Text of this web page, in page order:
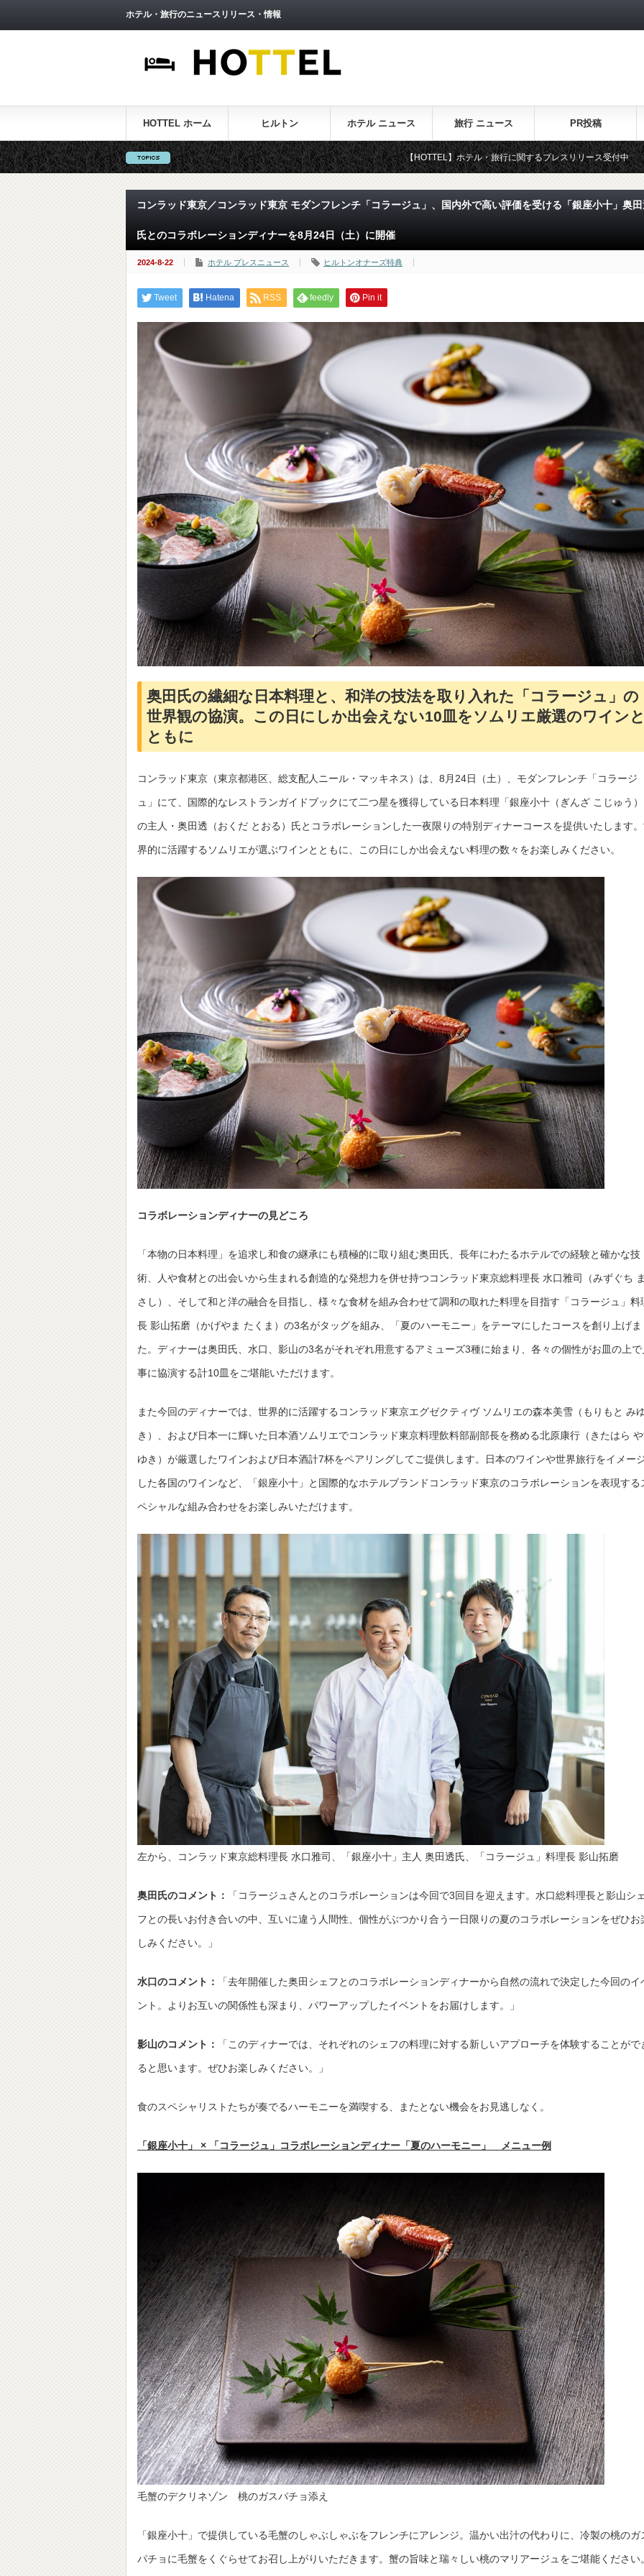
ホテル・旅行のニュースリリース・情報
HOTTEL ホーム ヒルトン ホテル ニュース 旅行 ニュース PR投稿
【HOTTEL】ホテル・旅行に関するプレスリリース受付中
コンラッド東京／コンラッド東京 モダンフレンチ「コラージュ」、国内外で高い評価を受ける「銀座小十」奥
氏とのコラボレーションディナーを8月24日（土）に開催
2024-8-22 ホテル プレスニュース ヒルトンオナーズ特典
Tweet Hatena RSS feedly Pin it
奥田氏の繊細な日本料理と、和洋の技法を取り入れた「コラージュ」の
世界観の協演。この日にしか出会えない10皿をソムリエ厳選のワイン
ともに
コンラッド東京（東京都港区、総支配人ニール・マッキネス）は、8月24日（土）、モダンフレンチ「コラージ
ュ」にて、国際的なレストランガイドブックにて二つ星を獲得している日本料理「銀座小十（ぎんざ こじゅう
の主人・奥田透（おくだ とおる）氏とコラボレーションした一夜限りの特別ディナーコースを提供いたします
界的に活躍するソムリエが選ぶワインとともに、この日にしか出会えない料理の数々をお楽しみください。
コラボレーションディナーの見どころ
「本物の日本料理」を追求し和食の継承にも積極的に取り組む奥田氏、長年にわたるホテルでの経験と確かな技
術、人や食材との出会いから生まれる創造的な発想力を併せ持つコンラッド東京総料理長 水口雅司（みずぐち
さし）、そして和と洋の融合を目指し、様々な食材を組み合わせて調和の取れた料理を目指す「コラージュ」料
長 影山拓磨（かげやま たくま）の3名がタッグを組み、「夏のハーモニー」をテーマにしたコースを創り上げま
た。ディナーは奥田氏、水口、影山の3名がそれぞれ用意するアミューズ3種に始まり、各々の個性がお皿の上で
事に協演する計10皿をご堪能いただけます。
また今回のディナーでは、世界的に活躍するコンラッド東京エグゼクティヴ ソムリエの森本美雪（もりもと み
き）、および日本一に輝いた日本酒ソムリエでコンラッド東京料理飲料部副部長を務める北原康行（きたはら
ゆき）が厳選したワインおよび日本酒計7杯をペアリングしてご提供します。日本のワインや世界旅行をイメー
した各国のワインなど、「銀座小十」と国際的なホテルブランドコンラッド東京のコラボレーションを表現する
ペシャルな組み合わせをお楽しみいただけます。
左から、コンラッド東京総料理長 水口雅司、「銀座小十」主人 奥田透氏、「コラージュ」料理長 影山拓磨
奥田氏のコメント： 「コラージュさんとのコラボレーションは今回で3回目を迎えます。水口総料理長と影山シ
フとの長いお付き合いの中、互いに違う人間性、個性がぶつかり合う一日限りの夏のコラボレーションをぜひお
しみください。」
水口のコメント： 「去年開催した奥田シェフとのコラボレーションディナーから自然の流れで決定した今回のイ
ント。よりお互いの関係性も深まり、パワーアップしたイベントをお届けします。」
影山のコメント： 「このディナーでは、それぞれのシェフの料理に対する新しいアプローチを体験することがで
ると思います。ぜひお楽しみください。」
食のスペシャリストたちが奏でるハーモニーを満喫する、またとない機会をお見逃しなく。
「銀座小十」 × 「コラージュ」コラボレーションディナー「夏のハーモニー」 メニュー例
毛蟹のデクリネゾン 桃のガスパチョ添え
「銀座小十」で提供している毛蟹のしゃぶしゃぶをフレンチにアレンジ。温かい出汁の代わりに、冷製の桃のガ
パチョに毛蟹をくぐらせてお召し上がりいただきます。蟹の旨味と瑞々しい桃のマリアージュをご堪能ください